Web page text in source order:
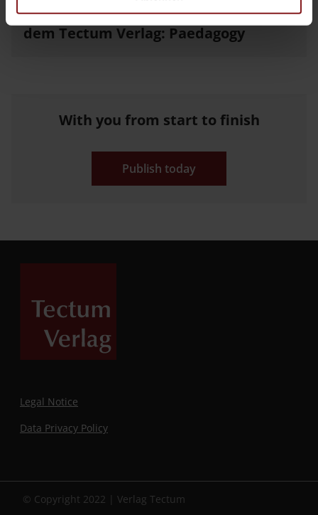
Wissenschaftliche Beiträge aus
dem Tectum Verlag: Paedagogy
With you from start to finish
Publish today
Legal Notice
Data Privacy Policy
© Copyright 2022 | Verlag Tectum